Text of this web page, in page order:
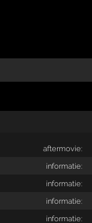
aftermovie:
informatie:
informatie:
informatie:
informatie: